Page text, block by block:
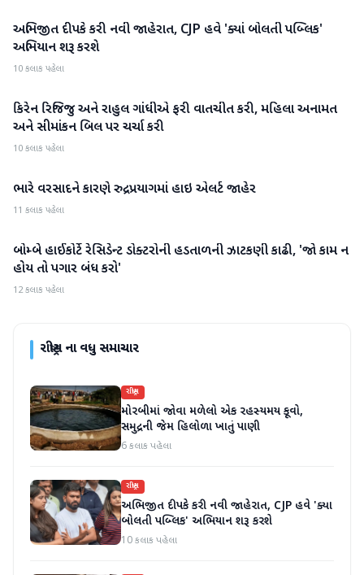
રાષ્ટ્રીય
અભિજીત દીપકે કરી નવી જાહેરાત, CJP હવે 'ક્યાં બોલતી પબ્લિક'
અભિયાન શરૂ કરશે
10 કલાક પહેલા
રાષ્ટ્રીય
કિરેન રિજિજુ અને રાહુલ ગાંધીએ ફરી વાતચીત કરી, મહિલા અનામત
અને સીમાંકન બિલ પર ચર્ચા કરી
10 કલાક પહેલા
રાષ્ટ્રીય
ભારે વરસાદને કારણે રુદ્રપ્રયાગમાં હાઇ એલર્ટ જાહેર
11 કલાક પહેલા
રાષ્ટ્રીય
બોમ્બે હાઈકોર્ટે રેસિડેન્ટ ડોક્ટરોની હડતાળની ઝાટકણી કાઢી, 'જો કામ ન
હોય તો પગાર બંધ કરો'
12 કલાક પહેલા
રાષ્ટ્રીયના વધુ સમાચાર
રાષ્ટ્રીય
મોરબીમાં જોવા મળેલો એક રહસ્યમય કૂવો,
સમુદ્રની જેમ હિલોળા ખાતું પાણી
6 કલાક પહેલા
રાષ્ટ્રીય
અભિજીત દીપકે કરી નવી જાહેરાત, CJP હવે 'ક્યા
બોલતી પબ્લિક' અભિયાન શરૂ કરશે
10 કલાક પહેલા